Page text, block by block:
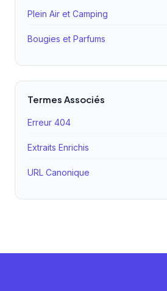
Plein Air et Camping
Bougies et Parfums
Termes Associés
Erreur 404
Extraits Enrichis
URL Canonique